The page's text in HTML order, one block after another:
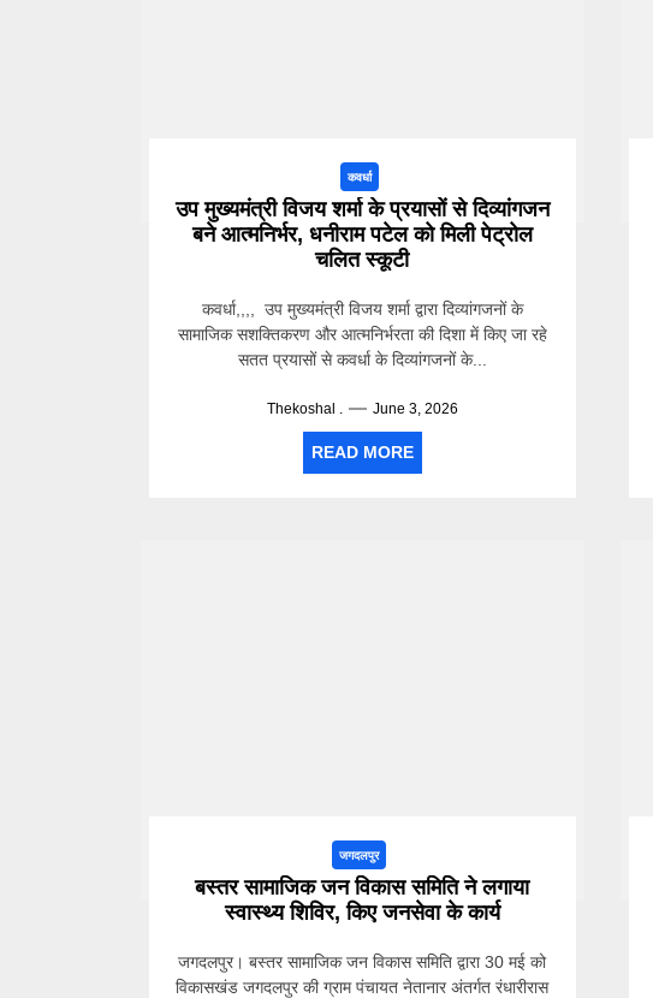
कवर्धा
उप मुख्यमंत्री विजय शर्मा के प्रयासों से दिव्यांगजन
बने आत्मनिर्भर, धनीराम पटेल को मिली पेट्रोल
चलित स्कूटी
कवर्धा,,,, उप मुख्यमंत्री विजय शर्मा द्वारा दिव्यांगजनों के
सामाजिक सशक्तिकरण और आत्मनिर्भरता की दिशा में किए जा रहे
सतत प्रयासों से कवर्धा के दिव्यांगजनों के...
Thekoshal . June 3, 2026
READ MORE
जगदलपुर
बस्तर सामाजिक जन विकास समिति ने लगाया
स्वास्थ्य शिविर, किए जनसेवा के कार्य
जगदलपुर। बस्तर सामाजिक जन विकास समिति द्वारा 30 मई को
विकासखंड जगदलपुर की ग्राम पंचायत नेतानार अंतर्गत रंधारीरास